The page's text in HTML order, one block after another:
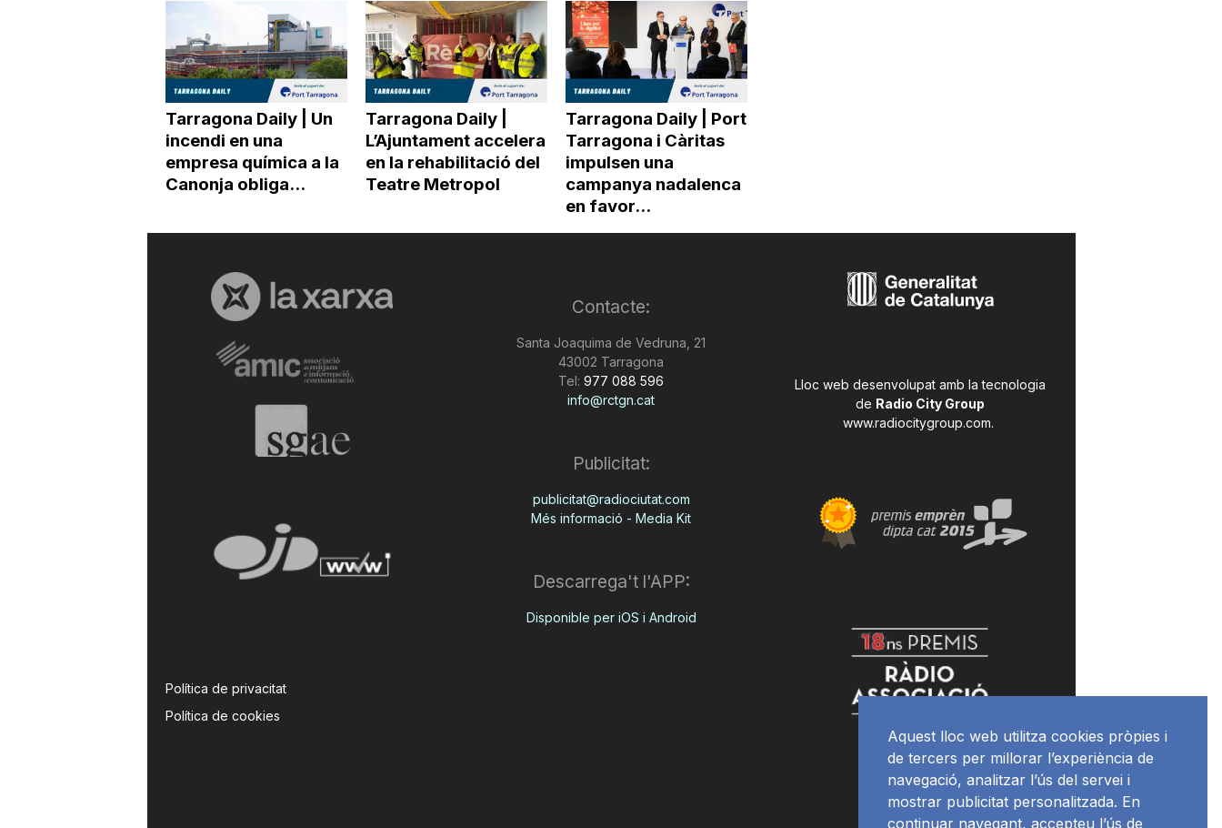
Tarragona Daily | Un
incendi en una
empresa química a la
Canonja obliga...
Tarragona Daily |
L’Ajuntament accelera
en la rehabilitació del
Teatre Metropol
Tarragona Daily | Port
Tarragona i Càritas
impulsen una
campanya nadalenca
en favor...
Política de privacitat
Política de cookies
Contacte:
Santa Joaquima de Vedruna, 21
43002 Tarragona
Tel: 977 088 596
info@rctgn.cat
Publicitat:
publicitat@radiociutat.com
Més informació - Media Kit
Descarrega't l'APP:
Disponible per iOS i Android
Lloc web desenvolupat amb la tecnologia
de Radio City Group
www.radiocitygroup.com.
Aquest lloc web utilitza cookies pròpies i
de tercers per millorar l’experiència de
navegació, analitzar l’ús del servei i
mostrar publicitat personalitzada. En
continuar navegant, accepteu l’ús de